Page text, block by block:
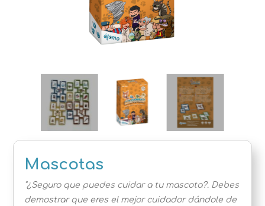
Mascotas
"¿Seguro que puedes cuidar a tu mascota?. Debes
demostrar que eres el mejor cuidador dándole de